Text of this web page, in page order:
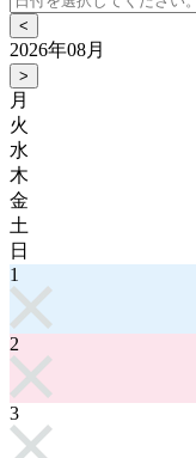
<
2026年08月
>
月
火
水
木
金
土
日
1
2
3